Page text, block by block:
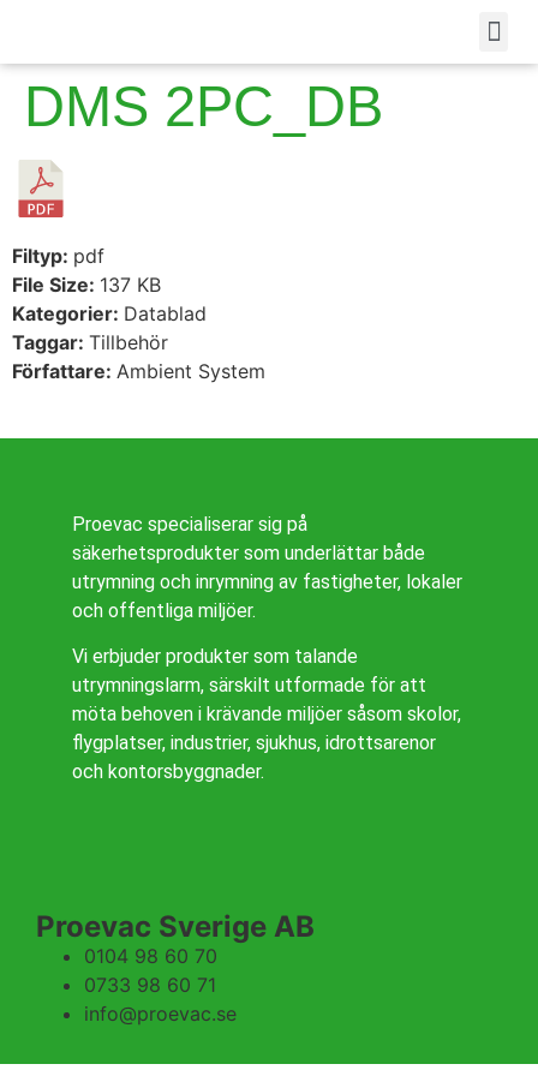
DMS 2PC_DB
Filtyp: pdf
File Size: 137 KB
Kategorier: Datablad
Taggar: Tillbehör
Författare: Ambient System
Proevac specialiserar sig på
säkerhetsprodukter som underlättar både
utrymning och inrymning av fastigheter, lokaler
och offentliga miljöer.
Vi erbjuder produkter som talande
utrymningslarm, särskilt utformade för att
möta behoven i krävande miljöer såsom skolor,
flygplatser, industrier, sjukhus, idrottsarenor
och kontorsbyggnader.
Proevac Sverige AB
0104 98 60 70
0733 98 60 71
info@proevac.se